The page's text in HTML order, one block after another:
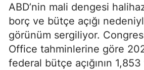
ABD’nin mali dengesi
borç ve bütçe açığı
görünüm sergiliyor.
Office tahminlerine göre
federal bütçe açığının